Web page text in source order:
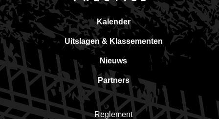
Kalender
Uitslagen & Klassementen
Nieuws
Partners
Reglement